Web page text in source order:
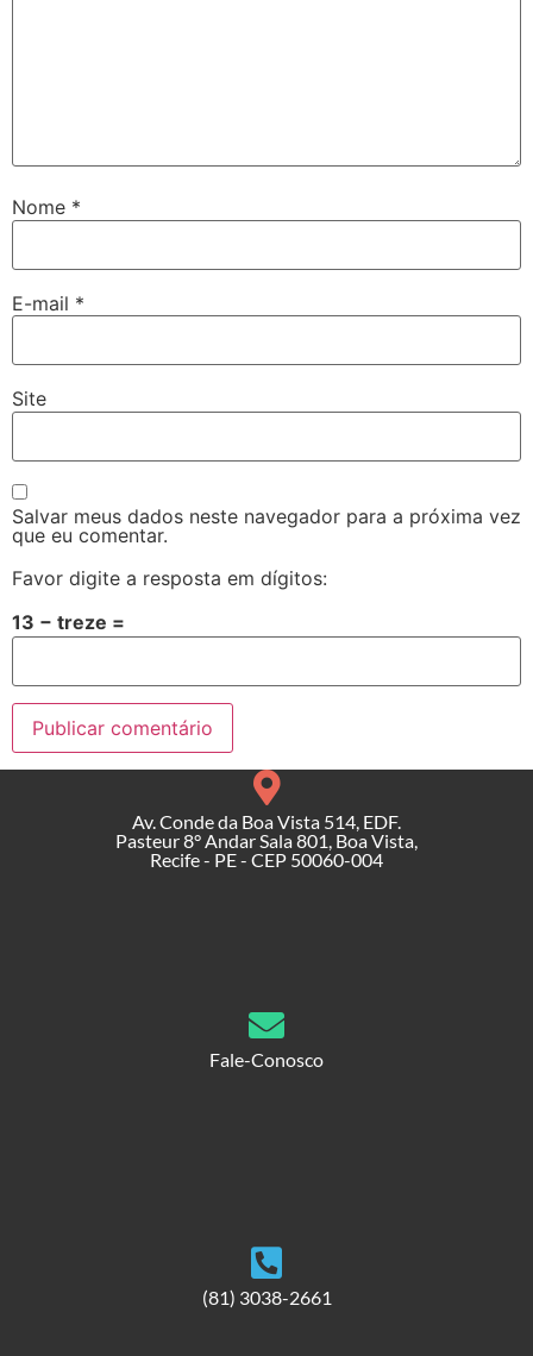
Nome *
E-mail *
Site
Salvar meus dados neste navegador para a próxima vez
que eu comentar.
Favor digite a resposta em dígitos:
13 − treze =
Av. Conde da Boa Vista 514, EDF.
Pasteur 8° Andar Sala 801, Boa Vista,
Recife - PE - CEP 50060-004
Fale-Conosco
(81) 3038-2661